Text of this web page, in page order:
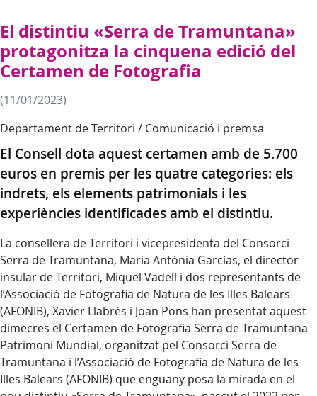
El distintiu «Serra de Tramuntana»
protagonitza la cinquena edició del
Certamen de Fotografia
(11/01/2023)
Departament de Territori / Comunicació i premsa
El Consell dota aquest certamen amb de 5.700
euros en premis per les quatre categories: els
indrets, els elements patrimonials i les
experiències identificades amb el distintiu.
La consellera de Territori i vicepresidenta del Consorci
Serra de Tramuntana, Maria Antònia Garcías, el director
insular de Territori, Miquel Vadell i dos representants de
l’Associació de Fotografia de Natura de les Illes Balears
(AFONIB), Xavier Llabrés i Joan Pons han presentat aquest
dimecres el Certamen de Fotografia Serra de Tramuntana
Patrimoni Mundial, organitzat pel Consorci Serra de
Tramuntana i l’Associació de Fotografia de Natura de les
Illes Balears (AFONIB) que enguany posa la mirada en el